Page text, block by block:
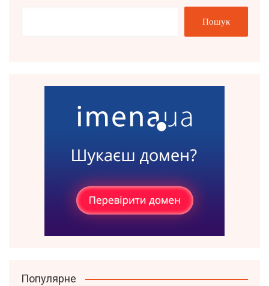
Пошук
Популярне